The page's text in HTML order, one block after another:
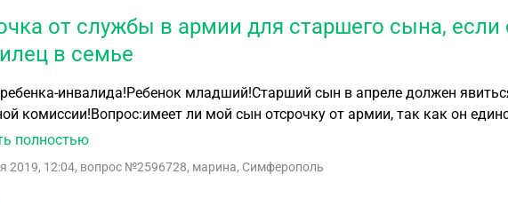
от службы в армии для старшего сына,
в семье
инвалида!Ребенок младший!Старший сын в апреле должен
комиссии!Вопрос:имеет ли мой сын отсрочку от армии, так как он
в разводе алименты не получаю.Пенсию и пособие по уходу за
полностью
2019, 12:04, вопрос №2596728, марина, Симферополь